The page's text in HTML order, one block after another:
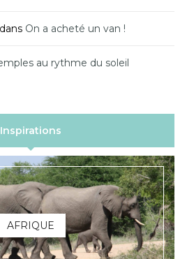
dans On a acheté un van !
au rythme du soleil
Inspirations
AFRIQUE